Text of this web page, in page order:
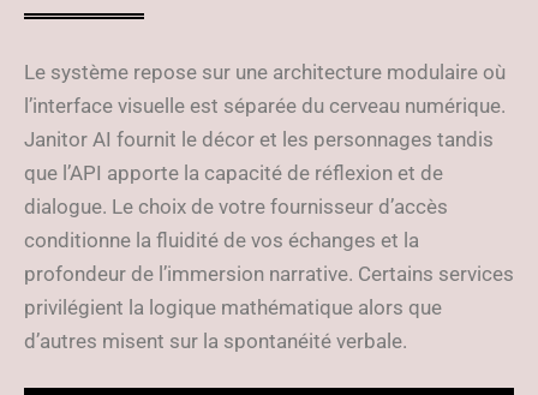
Le système repose sur une architecture modulaire où
l’interface visuelle est séparée du cerveau numérique.
Janitor AI fournit le décor et les personnages tandis
que l’API apporte la capacité de réflexion et de
dialogue. Le choix de votre fournisseur d’accès
conditionne la fluidité de vos échanges et la
profondeur de l’immersion narrative. Certains services
privilégient la logique mathématique alors que
d’autres misent sur la spontanéité verbale.